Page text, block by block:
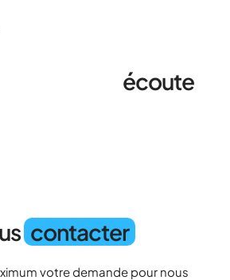
écoute
contacter
votre demande pour nous